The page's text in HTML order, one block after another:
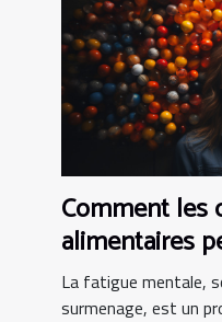
Comment les
alimentaires
combattre la
La fatigue mentale,
surmenage, est un